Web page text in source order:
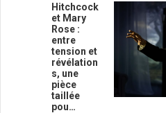
Hitchcock
et Mary
Rose :
entre
tension et
révélation
s, une
pièce
taillée
pou…